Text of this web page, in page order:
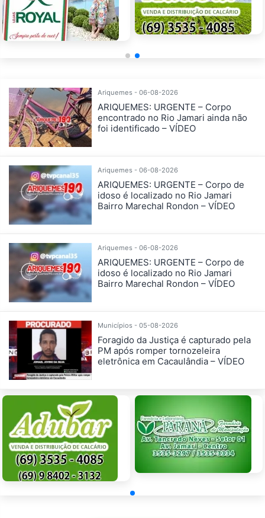
Ariquemes - 06-08-2026
ARIQUEMES: URGENTE – Corpo
encontrado no Rio Jamari ainda não
foi identificado – VÍDEO
Ariquemes - 06-08-2026
ARIQUEMES: URGENTE – Corpo de
idoso é localizado no Rio Jamari
Bairro Marechal Rondon – VÍDEO
Ariquemes - 06-08-2026
ARIQUEMES: URGENTE – Corpo de
idoso é localizado no Rio Jamari
Bairro Marechal Rondon – VÍDEO
Municípios - 05-08-2026
Foragido da Justiça é capturado pela
PM após romper tornozeleira
eletrônica em Cacaulândia – VÍDEO